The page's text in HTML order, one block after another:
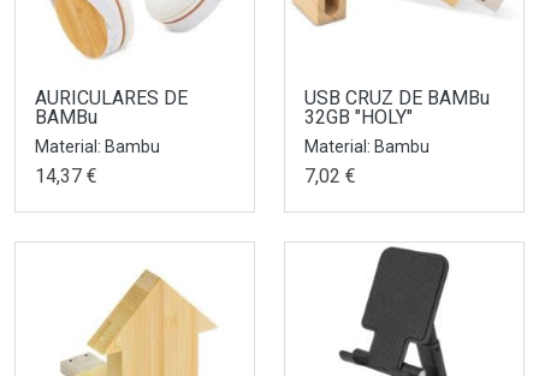
AURICULARES DE
BAMBu
Material: Bambu
14,37 €
USB CRUZ DE BAMBu
32GB "HOLY"
Material: Bambu
7,02 €